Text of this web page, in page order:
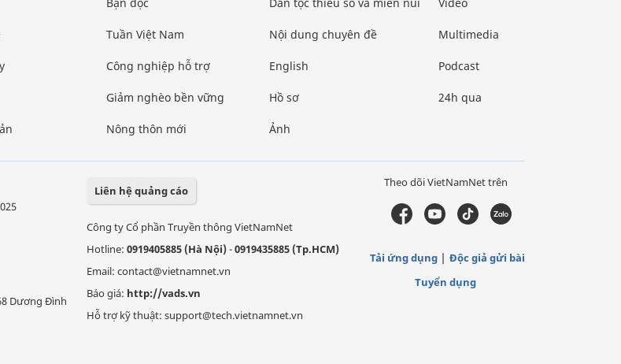
Bạn đọc
Tuần Việt Nam
Công nghiệp hỗ trợ
Giảm nghèo bền vững
Nông thôn mới
Dân tộc thiểu số và miền núi
Nội dung chuyên đề
English
Hồ sơ
Ảnh
Video
Multimedia
Podcast
24h qua
Dương Đình
Liên hệ quảng cáo
Công ty Cổ phần Truyền thông VietNamNet
Hotline: 0919405885 (Hà Nội)-0919435885 (Tp.HCM)
Email: contact@vietnamnet.vn
Báo giá: http://vads.vn
Hỗ trợ kỹ thuật: support@tech.vietnamnet.vn
Theo dõi VietNamNet trên
Tải ứng dụng
Độc giả gửi bài
Tuyển dụng